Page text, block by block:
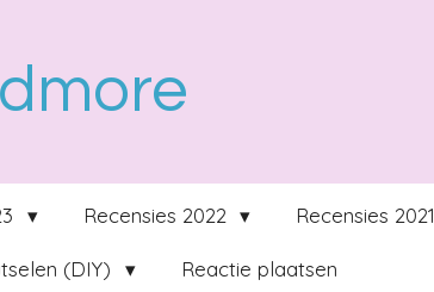
Recensies 2022 Recensies 2021
(DIY) Reactie plaatsen